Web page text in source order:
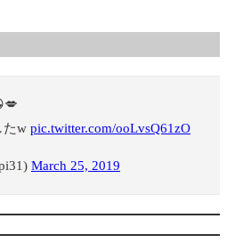
たw pic.twitter.com/ooLvsQ61zO
March 25, 2019